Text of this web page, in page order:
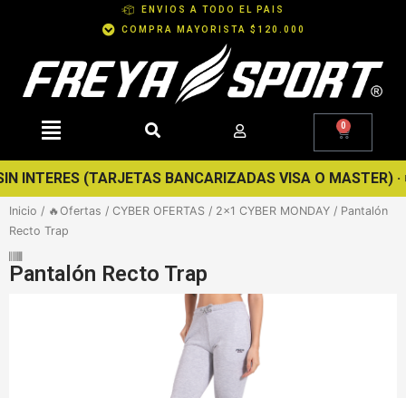
ENVIOS A TODO EL PAIS
COMPRA MAYORISTA $120.000
0 Cart
(TARJETAS BANCARIZADAS VISA O MASTER) · ❄️
Inicio / 🔥Ofertas / CYBER OFERTAS / 2x1 CYBER MONDAY / Pantalón
Recto Trap
Pantalón Recto Trap